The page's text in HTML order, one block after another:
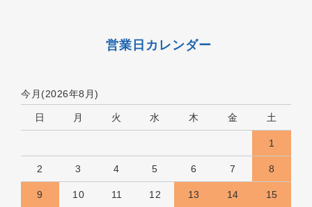
営業日カレンダー
今月(2026年8月)
日 月 火 水 木 金 土
1
2 3 4 5 6 7 8
9 10 11 12 13 14 15